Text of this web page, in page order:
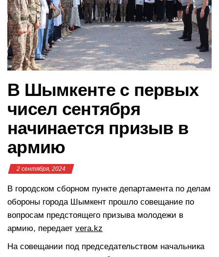
В Шымкенте с первых
чисел сентября
начинается призыв в
армию
2 сентября, 2024
В городском сборном пункте департамента по делам
обороны города Шымкент прошло совещание по
вопросам предстоящего призыва молодежи в
армию, передает vera.kz
На совещании под председательством начальника